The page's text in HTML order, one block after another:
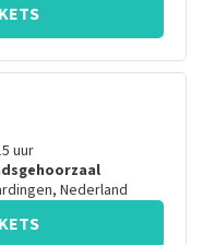
uur
, Nederland